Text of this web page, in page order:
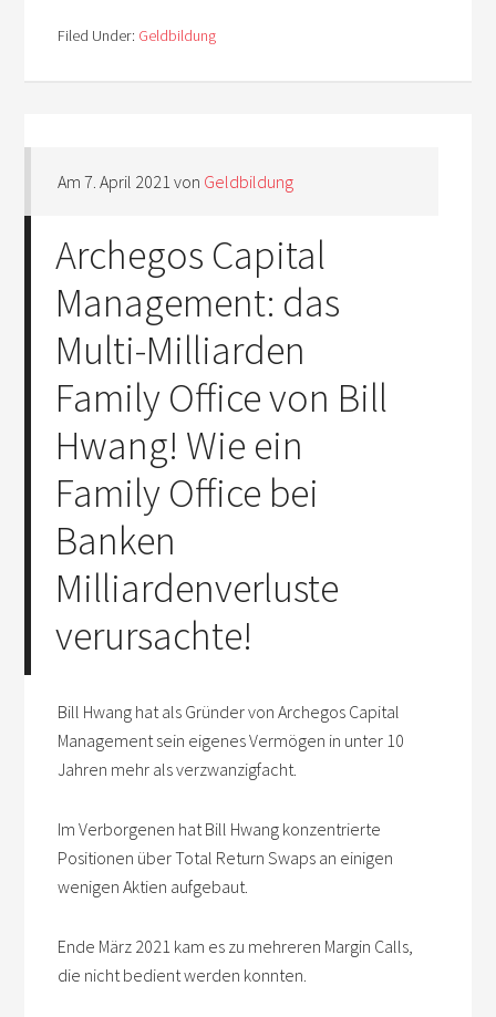
Filed Under: Geldbildung
Am7. April 2021 von Geldbildung
Archegos Capital
Management: das
Multi-Milliarden
Family Office von Bill
Hwang! Wie ein
Family Office bei
Banken
Milliardenverluste
verursachte!
Bill Hwang hat als Gründer von Archegos Capital
Management sein eigenes Vermögen in unter 10
Jahren mehr als verzwanzigfacht.
Im Verborgenen hat Bill Hwang konzentrierte
Positionen über Total Return Swaps an einigen
wenigen Aktien aufgebaut.
Ende März 2021 kam es zu mehreren Margin Calls,
die nicht bedient werden konnten.